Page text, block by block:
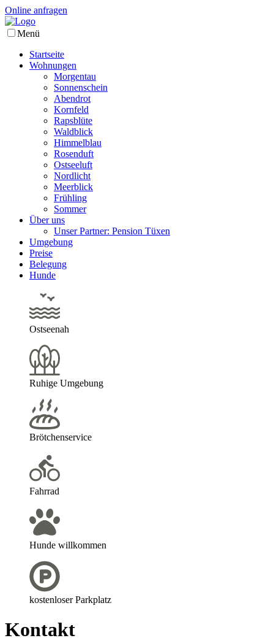
Online anfragen
Menü
Startseite
Wohnungen
Morgentau
Sonnenschein
Abendrot
Kornfeld
Rapsblüte
Waldblick
Himmelblau
Rosenduft
Ostseeluft
Nordlicht
Meerblick
Frühling
Sommer
Über uns
Unser Partner: Pension Tüxen
Umgebung
Preise
Belegung
Hunde
Ostseenah
Ruhige Umgebung
Brötchenservice
Fahrrad
Hunde willkommen
kostenloser Parkplatz
Kontakt